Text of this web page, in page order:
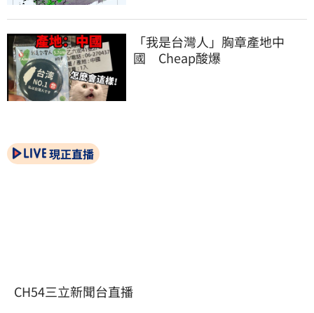
「我是台灣人」胸章產地中
國　Cheap酸爆
現正直播
CH54三立新聞台直播